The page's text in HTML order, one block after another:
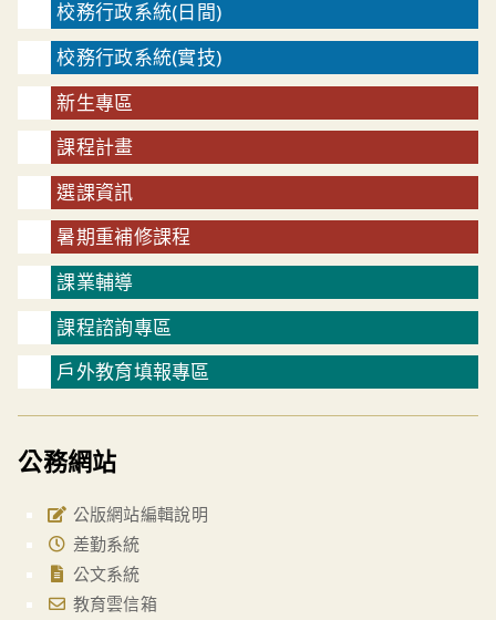
校務行政系統(日間)
校務行政系統(實技)
新生專區
課程計畫
選課資訊
暑期重補修課程
課業輔導
課程諮詢專區
戶外教育填報專區
公務網站
公版網站編輯說明
差勤系統
公文系統
教育雲信箱